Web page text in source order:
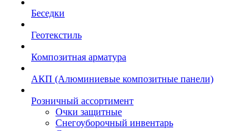
Беседки
Геотекстиль
Композитная арматура
АКП (Алюминиевые композитные панели)
Розничный ассортимент
Очки защитные
Снегоуборочный инвентарь